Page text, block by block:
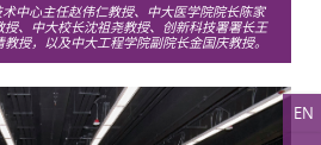
EN
中心主任赵伟仁教授、中大医学院院长陈家
、中大校长沈祖尧教授、创新科技署署长王
授，以及中大工程学院副院长金国庆教授。